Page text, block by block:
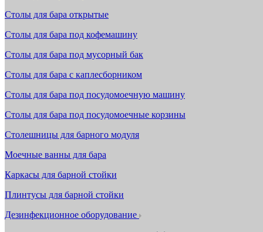
Столы для бара открытые
Столы для бара под кофемашину
Столы для бара под мусорный бак
Столы для бара с каплесборником
Столы для бара под посудомоечную машину
Столы для бара под посудомоечные корзины
Столешницы для барного модуля
Моечные ванны для бара
Каркасы для барной стойки
Плинтусы для барной стойки
Дезинфекционное оборудование